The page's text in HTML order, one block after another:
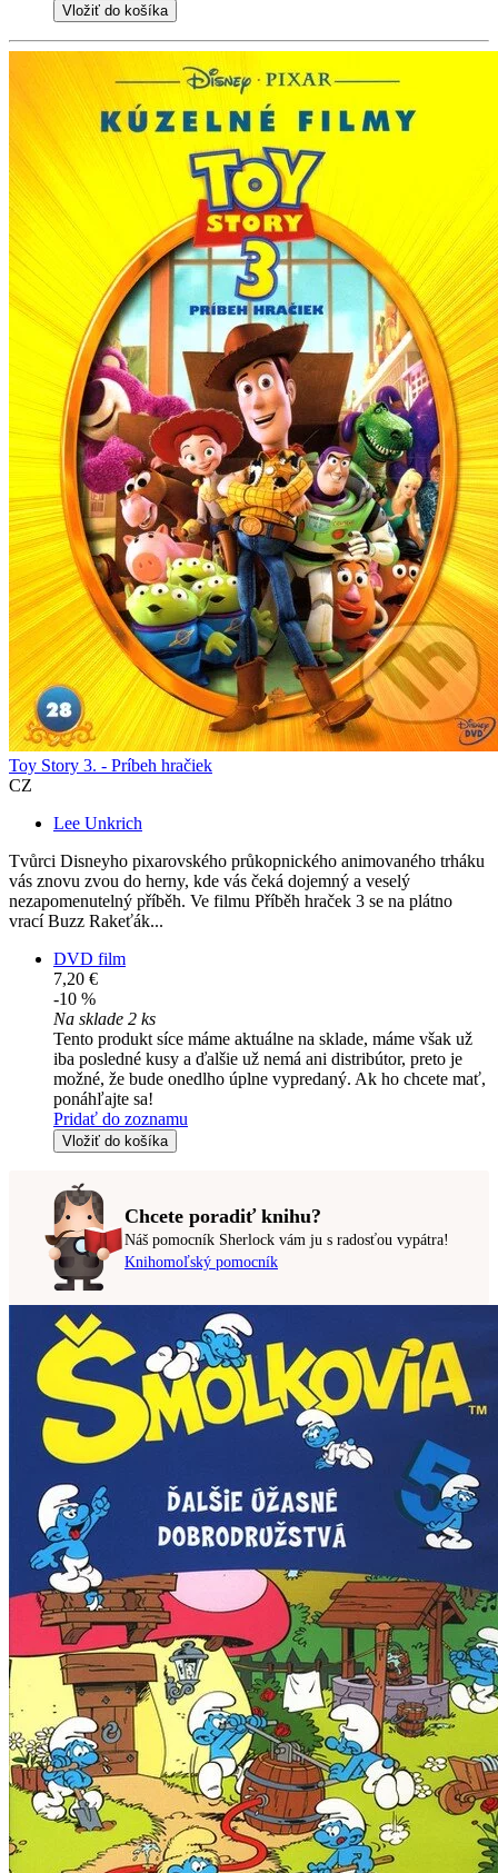
Vložiť do košíka
Toy Story 3. - Príbeh hračiek
CZ
Lee Unkrich
Tvůrci Disneyho pixarovského průkopnického animovaného trháku
vás znovu zvou do herny, kde vás čeká dojemný a veselý
nezapomenutelný příběh. Ve filmu Příběh hraček 3 se na plátno
vrací Buzz Rakeťák...
DVD film
7,20 €
-10 %
Na sklade 2 ks
Tento produkt síce máme aktuálne na sklade, máme však už
iba posledné kusy a ďalšie už nemá ani distribútor, preto je
možné, že bude onedlho úplne vypredaný. Ak ho chcete mať,
ponáhľajte sa!
Pridať do zoznamu
Vložiť do košíka
Chcete poradiť knihu?
Náš pomocník Sherlock vám ju s radosťou vypátra!
Knihomoľský pomocník